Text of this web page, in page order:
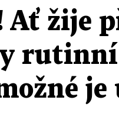
žije
je